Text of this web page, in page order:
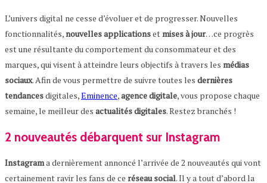
L’univers digital ne cesse d’évoluer et de progresser. Nouvelles
fonctionnalités,nouvelles applicationsetmises à jour…ce progrès
est une résultante du comportement du consommateur et des
marques, qui visent à atteindre leurs objectifs à travers les médias
sociaux. Afin de vous permettre de suivre toutes les dernières
tendancesdigitales,Eminence,agencedigitale, vous propose chaque
semaine, le meilleur des actualités digitales. Restez branchés !
2 nouveautés débarquent sur Instagram
Instagrama dernièrement annoncé l’arrivée de 2 nouveautés qui vont
certainement ravir les fans de ce réseau social. Il y a tout d’abord la